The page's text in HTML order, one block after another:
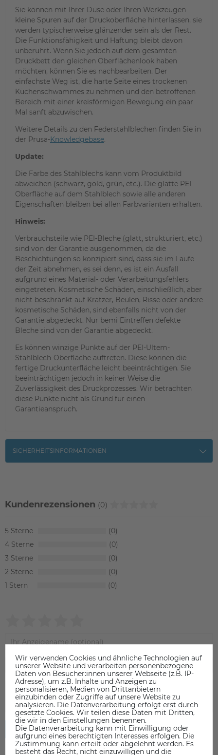
Sie können mit Ihrer Düse oder Ihren Werkzeugen
kleine Spuren auf der Druckoberfläche hinterlassen, sie
werden typischerweise glänzender sein als der Rest.
Die Funktionsfähigkeit und Haftung bleibt davon
unberührt. Wenn Sie jedoch auf dem gesamten
Druckbett den gleichen Oberflächenlook haben
möchten, können Sie es nachbearbeiten. Der
einfachste Weg ist, die harte Seite eines trockenen
Küchenschwammes zu nehmen und den betroffenen
Bereich mit einer kreisförmigen Bewegung ein paar
Mal sanft abzuwischen.
Weitere Details zu den Federstahlblechen finden Sie in
der Prusa-Knowledgebase.
Update:
Die Farbe des Stahlblechs kann vom Produktbild
abweichen (schwarz, gold, grün, etc.). Die glatte PEI-
Oberfläche auf dem Stahlblech sowie alle anderen
Eigenschaften bleiben bei allen Farbvarianten erhalten.
Hinweis:
Verbrauchsteile wie PEI-Bleche (glatt, strukturiert, etc.)
sind von der Garantie ausgenommen, da die
Beschichtungen so konzipiert sind, dass sie im Laufe
der Zeit abnehmen, es sei denn, es ist ein Ausfall
aufgrund eines Material- oder Verarbeitungsfehlers
eingetreten. Kosmetische Schäden, einschließlich, aber
nicht beschränkt auf Kratzer, Beulen, Risse oder andere
kosmetische Schäden, sind ebenfalls nicht von der
Garantie abgedeckt. Nur bemi Eintreffen defekte
Bleche sind von der Garantie abgedeckt.
Es können winzige Punkte auf der PEI-Ultem-
Stahlblech-Oberfläche auftreten. Diese können die
fertige Druckunterfläche leicht beeinträchtigen. Sie
beeinträchtigen jedoch in keiner Weise die
Zuverlässigkeit des Druckprozesses. Wir betrachten
diese Punkte nicht als Grund für einen
Garantieanspruch.
SICHERHEITSINFORMATIONEN
Kundenrezensionen (0)
5
0
4
0
3
0
2
0
1
0
Rezension senden
Wir verwenden Cookies und ähnliche Technologien auf
unserer Website und verarbeiten personenbezogene
Daten von Besucher:innen unserer Webseite (z.B. IP-
Adresse), um z.B. Inhalte und Anzeigen zu
personalisieren, Medien von Drittanbietern
einzubinden oder Zugriffe auf unsere Website zu
analysieren. Die Datenverarbeitung erfolgt erst durch
gesetzte Cookies. Wir teilen diese Daten mit Dritten,
die wir in den Einstellungen benennen.
Die Datenverarbeitung kann mit Einwilligung oder
aufgrund eines berechtigten Interesses erfolgen. Die
Zustimmung kann erteilt oder abgelehnt werden. Es
besteht das Recht, nicht einzuwilligen und die